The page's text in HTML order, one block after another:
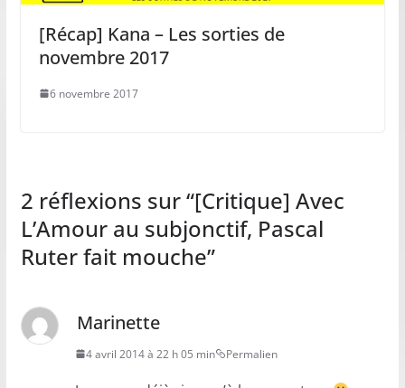
[Récap] Kana – Les sorties de
novembre 2017
6 novembre 2017
2 réflexions sur “[Critique] Avec
L’Amour au subjonctif, Pascal
Ruter fait mouche”
Marinette
4 avril 2014 à 22 h 05 min Permalien